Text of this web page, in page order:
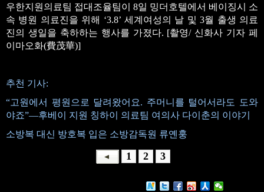
우한지원의료팀 접대조율팀이 8일 밍더호텔에서 베이징시 소
속 병원 의료진을 위해 ‘3.8’ 세계여성의 날 및 3월 출생 의료
진의 생일을 축하하는 행사를 가졌다. [촬영/ 신화사 기자 페
이마오화(費茂華)]
추천 기사:
“고원에서 평원으로 달려왔어요. 주머니를 털어서라도 도와
야죠”—후베이 지원 칭하이 의료팀 여의사 다이춘의 이야기
소방복 대신 방호복 입은 소방감독원 류옌훙
1 2 3